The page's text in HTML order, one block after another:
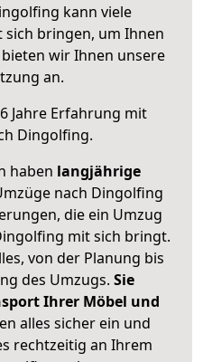
kann viele
bringen, um Ihnen
wir Ihnen unsere
an.
Jahre Erfahrung mit
Dingolfing.
haben langjährige
nach Dingolfing
die ein Umzug
mit sich bringt.
von der Planung bis
des Umzugs. Sie
Ihrer Möbel und
alles sicher ein und
rechtzeitig an Ihrem